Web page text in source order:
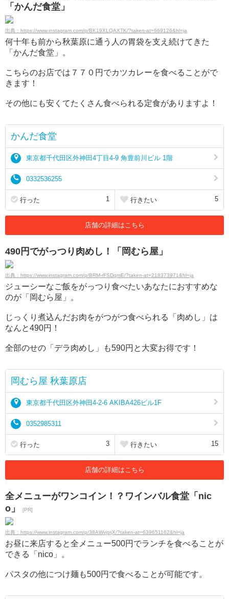
「かんだ食堂」
出典：https://www.instagram.com/p/BK19XLQAXTK/?taken-at=669126&hl=ja
何十年も前から秋葉原に通う人の胃袋を支え続けてきた
「かんだ食堂」。
こちらのお店では７７０円でカツカレーを食べることがで
きます！
その他にも安くてたくさん食べられる定食がありますよ！
かんだ食堂
東京都千代田区外神田4丁目4-9 角豊前川ビル 1階
0332536255
行った 1 行きたい 5
店舗の詳細はこちら
490円でがっつり肉めし！「岡むら屋」
出典：https://www.instagram.com/p/BRM-rFSDqmE/?taken-at=218373971&hl=ja
ジューシーなご飯をがっつり食べたいあなたにおすすめな
のが「岡むら屋」。
じっくり煮込んだお肉をがつがつ食べられる「肉めし」は
なんと490円！
全部のせの「デラ肉めし」も590円と大変お得です！
岡むら屋 秋葉原店
東京都千代田区外神田4-2-6 AKIBA426ビル1F
0352985311
行った 3 行きたい 15
店舗の詳細はこちら
全メニューがワンコイン！？ワインバル食堂「nic
o」
[PR]
出典：https://www.instagram.com/p/38AWvjsrjX/?taken-at=639651162&hl=ja
お昼に来店すると全メニュー500円でランチを食べることが
できる「nico」。
パスタの他につけ麺も500円で食べることが可能です。